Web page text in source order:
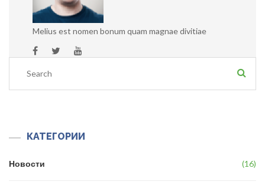
Melius est nomen bonum quam magnae divitiae
КАТЕГОРИИ
Новости 16